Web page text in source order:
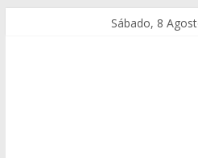
Sábado, 8